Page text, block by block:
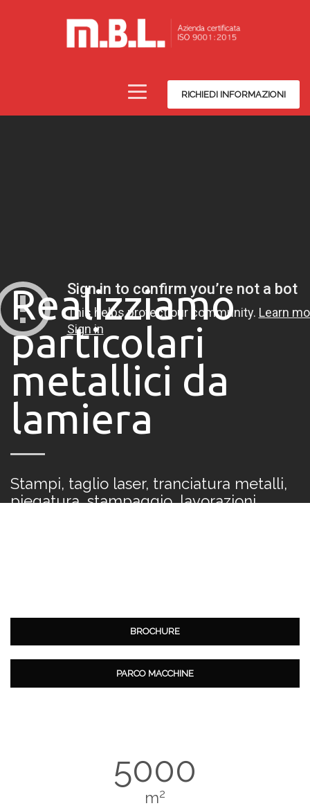
RICHIEDI INFORMAZIONI
Realizziamo
particolari
metallici da
lamiera
Stampi, taglio laser, tranciatura metalli,
piegatura, stampaggio, lavorazioni
BROCHURE
PARCO MACCHINE
5000
m2